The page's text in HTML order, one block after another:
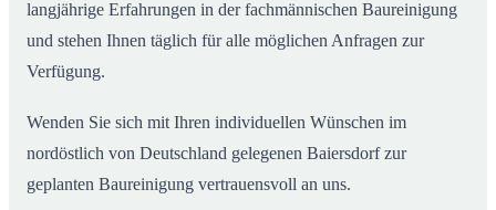
langjährige Erfahrungen in der fachmännischen Baureinigung
und stehen Ihnen täglich für alle möglichen Anfragen zur
Verfügung.
Wenden Sie sich mit Ihren individuellen Wünschen im
nordöstlich von Deutschland gelegenen Baiersdorf zur
geplanten Baureinigung vertrauensvoll an uns.